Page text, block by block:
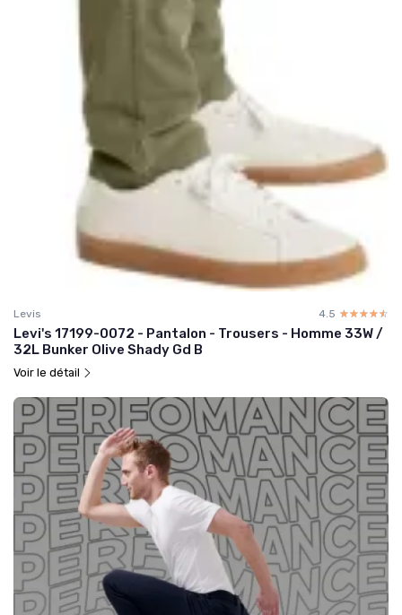
Levis 4.5 ☆☆☆☆☆
★★★★★
Levi's 17199-0072 - Pantalon - Trousers - Homme 33W /
32L Bunker Olive Shady Gd B
Voir le détail